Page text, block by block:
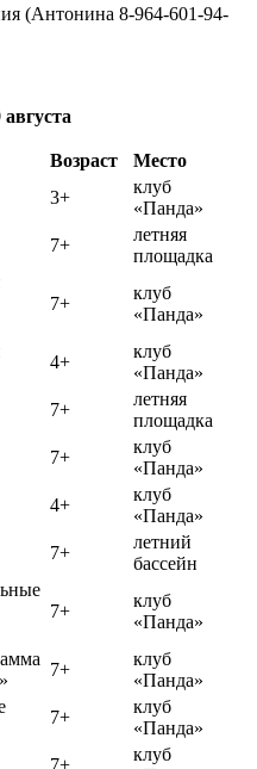
(Антонина 8-964-601-94-
августа
Возраст
Место
3+
клуб
«Панда»
7+
летняя
площадка
7+
клуб
«Панда»
4+
клуб
«Панда»
7+
летняя
площадка
7+
клуб
«Панда»
4+
клуб
«Панда»
7+
летний
бассейн
7+
клуб
«Панда»
7+
клуб
«Панда»
7+
клуб
«Панда»
7+
клуб